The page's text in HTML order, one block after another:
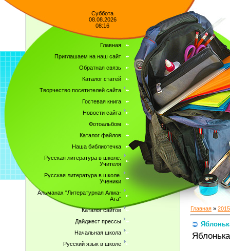
Суббота
08.08.2026
08:16
Главная
Приглашаем на наш сайт
Обратная связь
Каталог статей
Творчество посетителей сайта
Гостевая книга
Новости сайта
Фотоальбом
Каталог файлов
Наша библиотечка
Русская литература в школе.
Учителя
Русская литература в школе.
Ученики
Альманах "Литературная Алма-
Ата"
Каталог сайтов
Дайджест прессы
Начальная школа
Русский язык в школе
Главная » 2015